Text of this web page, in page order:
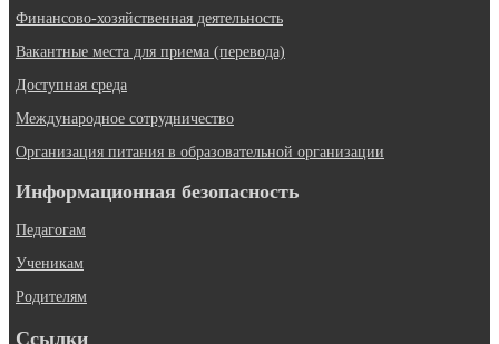
Финансово-хозяйственная деятельность
Вакантные места для приема (перевода)
Доступная среда
Международное сотрудничество
Организация питания в образовательной организации
Информационная безопасность
Педагогам
Ученикам
Родителям
Ссылки